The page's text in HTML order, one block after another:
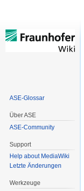
ASE-Glossar
Über ASE
ASE-Community
Support
Help about MediaWiki
Letzte Änderungen
Werkzeuge